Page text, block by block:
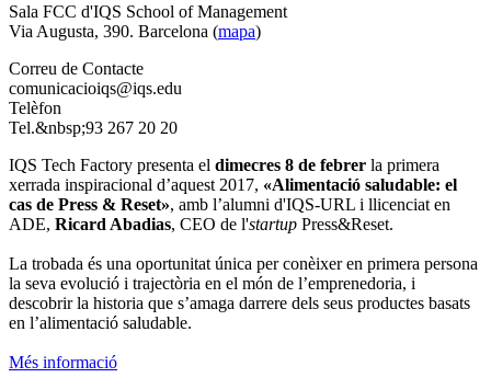
Sala FCC d'IQS School of Management
Via Augusta, 390. Barcelona (mapa)
Correu de Contacte
comunicacioiqs@iqs.edu
Telèfon
Tel.&nbsp;93 267 20 20
IQS Tech Factory presenta el dimecres 8 de febrer la primera
xerrada inspiracional d’aquest 2017, «Alimentació saludable: el
cas de Press & Reset», amb l’alumni d'IQS-URL i llicenciat en
ADE, Ricard Abadias, CEO de l'startup Press&Reset.
La trobada és una oportunitat única per conèixer en primera persona
la seva evolució i trajectòria en el món de l’emprenedoria, i
descobrir la historia que s’amaga darrere dels seus productes basats
en l’alimentació saludable.
Més informació